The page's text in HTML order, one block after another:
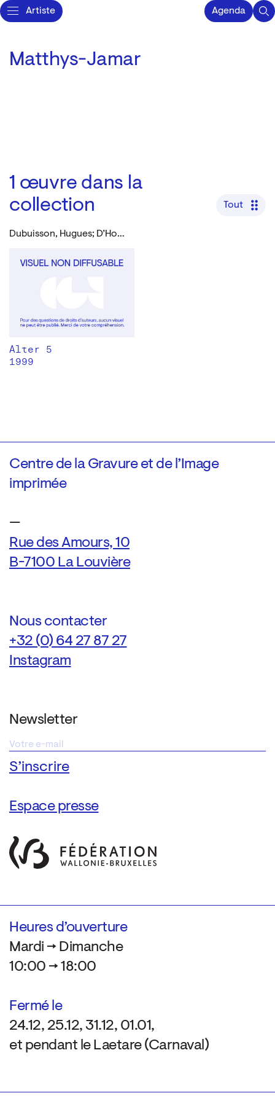
Artiste Agenda
Matthys-Jamar
1 œuvre dans la
collection
Tout
Dubuisson, Hugues; D’Hondt, F. J.; Vée, Stefan; Grégoire, Boris; Matthys-Jamar; Rubio, Edume et al.
Alter 5
1999
Centre de la Gravure et de l’Image
imprimée
—
Rue des Amours, 10
B-7100 La Louvière
Nous contacter
+32 (0) 64 27 87 27
Instagram
Newsletter
Espace presse
Heures d’ouverture
Mardi → Dimanche
10:00 → 18:00
Fermé le
24.12, 25.12, 31.12, 01.01,
et pendant le Laetare (Carnaval)